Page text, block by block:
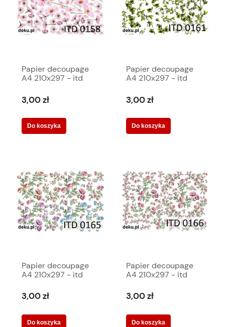
Papier decoupage
A4 210x297 - itd
3,00 zł
Do koszyka
Papier decoupage
A4 210x297 - itd
3,00 zł
Do koszyka
Papier decoupage
A4 210x297 - itd
3,00 zł
Do koszyka
Papier decoupage
A4 210x297 - itd
3,00 zł
Do koszyka